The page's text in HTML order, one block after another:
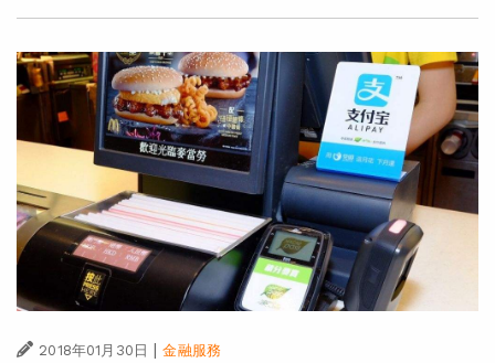
2018年01月30日 | 金融服務